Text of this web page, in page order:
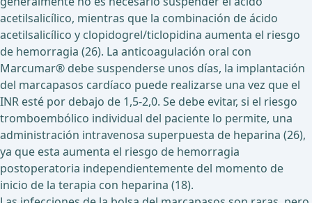
acetilsalicílico, mientras que la combinación de ácido
acetilsalicílico y clopidogrel/ticlopidina aumenta el riesgo
de hemorragia (26). La anticoagulación oral con
Marcumar® debe suspenderse unos días, la implantación
del marcapasos cardíaco puede realizarse una vez que el
INR esté por debajo de 1,5-2,0. Se debe evitar, si el riesgo
tromboembólico individual del paciente lo permite, una
administración intravenosa superpuesta de heparina (26),
ya que esta aumenta el riesgo de hemorragia
postoperatoria independientemente del momento de
inicio de la terapia con heparina (18).